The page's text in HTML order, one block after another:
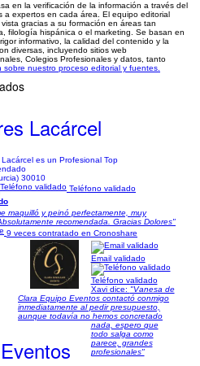
en la verificación de la información a través del
a expertos en cada área. El equipo editorial
gracias a su formación en áreas tan
filología hispánica o el marketing. Se basan en
informativo, la calidad del contenido y la
diversas, incluyendo sitios web
Colegios Profesionales y datos, tanto
sobre nuestro proceso editorial y fuentes.
Lacárcel
30010
Teléfono validado
maquilló y peinó perfectamente, muy
recomendada. Gracias Dolores"
9 veces contratado en Cronoshare
Email validado
Teléfono validado
Xavi dice: "Vanesa de
Clara Equipo Eventos contactó conmigo
inmediatamente al pedir presupuesto,
aunque todavía no hemos concretado
nada, espero que
todo salga como
parece, grandes
profesionales"